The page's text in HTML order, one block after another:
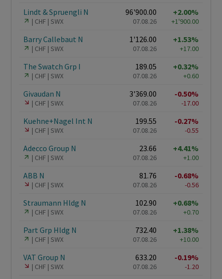
Lindt & Spruengli N
CHF SWX
96'900.00
07.08.26
+2.00%
+1'900.00
Barry Callebaut N
CHF SWX
1'126.00
07.08.26
+1.53%
+17.00
The Swatch Grp I
CHF SWX
189.05
07.08.26
+0.32%
+0.60
Givaudan N
CHF SWX
3'369.00
07.08.26
-0.50%
-17.00
Kuehne+Nagel Int N
CHF SWX
199.55
07.08.26
-0.27%
-0.55
Adecco Group N
CHF SWX
23.66
07.08.26
+4.41%
+1.00
ABB N
CHF SWX
81.76
07.08.26
-0.68%
-0.56
Straumann Hldg N
CHF SWX
102.90
07.08.26
+0.68%
+0.70
Part Grp Hldg N
CHF SWX
732.40
07.08.26
+1.38%
+10.00
VAT Group N
CHF SWX
633.20
07.08.26
-0.19%
-1.20